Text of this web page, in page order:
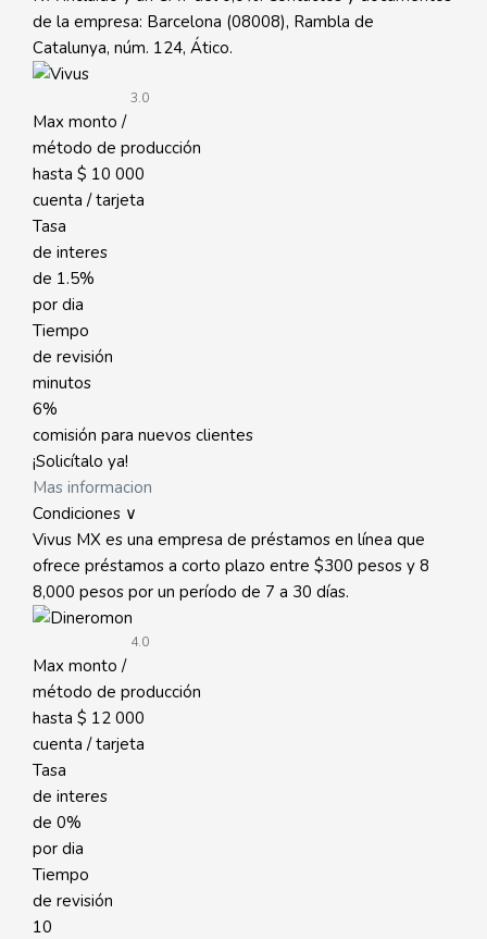
de la empresa: Barcelona (08008), Rambla de
Catalunya, núm. 124, Ático.
3.0
Max monto /
método de producción
hasta $ 10 000
cuenta / tarjeta
Tasa
de interes
de 1.5%
por dia
Tiempo
de revisión
minutos
6%
comisión para nuevos clientes
¡Solicítalo ya!
Mas informacion
Condiciones ∨
Vivus MX es una empresa de préstamos en línea que
ofrece préstamos a corto plazo entre $300 pesos y 8
8,000 pesos por un período de 7 a 30 días.
4.0
Max monto /
método de producción
hasta $ 12 000
cuenta / tarjeta
Tasa
de interes
de 0%
por dia
Tiempo
de revisión
10